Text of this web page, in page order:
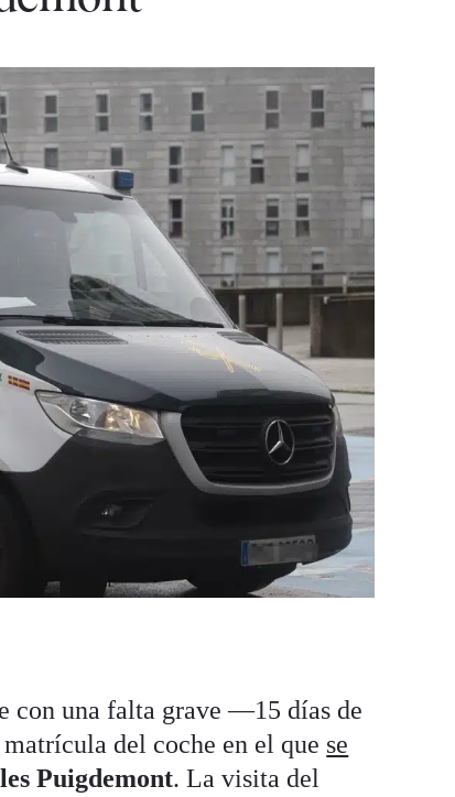
con una falta grave —15 días de
del coche en el que se
Puigdemont. La visita del